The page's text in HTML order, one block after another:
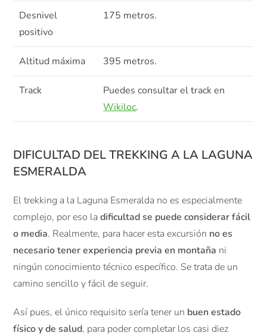
Desnivel
positivo
175 metros.
Altitud máxima 395 metros.
Track
Puedes consultar el track en
Wikiloc.
DIFICULTAD DEL TREKKING A LA LAGUNA
ESMERALDA
El trekking a la Laguna Esmeralda no es especialmente
complejo, por eso ladificultad se puede considerar fácil
o media. Realmente, para hacer esta excursión no es
necesario tener experiencia previa en montaña ni
ningún conocimiento técnico específico. Se trata de un
camino sencillo y fácil de seguir.
Así pues, el único requisito sería tener un buen estado
físico y de salud, para poder completar los casi diez